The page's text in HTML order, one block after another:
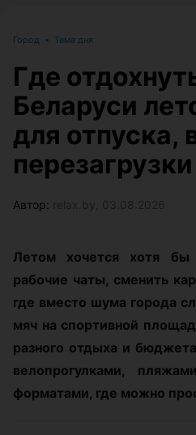
Город • Тема дня
Где
Беларуси
для отпуска,
перезагрузки
Автор:
Летом хочется хотя
рабочие чаты, сменить
где вместо шума города
мяч на спортивной
разного отдыха и
велопрогулками,
форматами, где можно